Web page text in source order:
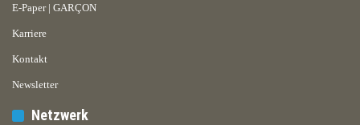
E-Paper | GARÇON
Karriere
Kontakt
Newsletter
Netzwerk